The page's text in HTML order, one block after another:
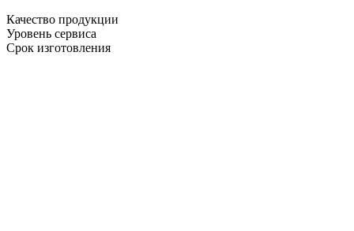
Качество продукции
Уровень сервиса
Срок изготовления